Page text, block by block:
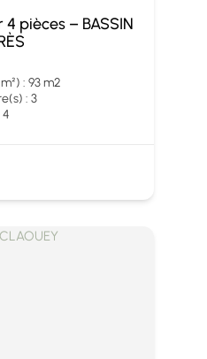
pièces – BASSIN
: 93 m2
: 3